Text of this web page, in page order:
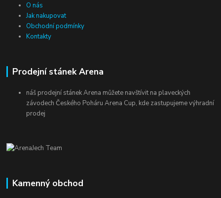
O nás
Jak nakupovat
Obchodní podmínky
Kontakty
Prodejní stánek Arena
náš prodejní stánek Arena můžete navštívit na plaveckých
závodech Českého Poháru Arena Cup, kde zastupujeme výhradní
prodej
Kamenný obchod